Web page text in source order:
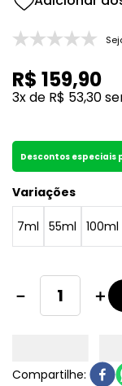
R$ 159,90
3x de R$ 53,30
Descontos especiais
Variações
7ml 55ml 100ml
＋
－